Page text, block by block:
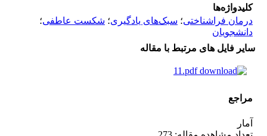
کلیدواژه‌ها
درمان فراشناختی؛ سبک‌های یادگیری؛ شکست عاطفی؛
دانشجویان
سایر فایل های مرتبط با مقاله
11.pdf
مراجع
آمار